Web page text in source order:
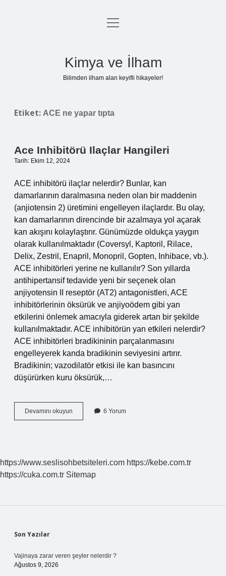
Anasayfa
menüyü
Kimya ve İlham
Bilimden ilham alan keyifli hikayeler!
Etiket: ACE ne yapar tıpta
Ace Inhibitörü Ilaçlar Hangileri
Tarih: Ekim 12, 2024
ACE inhibitörü ilaçlar nelerdir? Bunlar, kan
damarlarının daralmasına neden olan bir maddenin
(anjiotensin 2) üretimini engelleyen ilaçlardır. Bu olay,
kan damarlarının direncinde bir azalmaya yol açarak
kan akışını kolaylaştırır. Günümüzde oldukça yaygın
olarak kullanılmaktadır (Coversyl, Kaptoril, Rilace,
Delix, Zestril, Enapril, Monopril, Gopten, Inhibace, vb.).
ACE inhibitörleri yerine ne kullanılır? Son yıllarda
antihipertansif tedavide yeni bir seçenek olan
anjiyotensin II reseptör (AT2) antagonistleri, ACE
inhibitörlerinin öksürük ve anjiyoödem gibi yan
etkilerini önlemek amacıyla giderek artan bir şekilde
kullanılmaktadır. ACE inhibitörün yan etkileri nelerdir?
ACE inhibitörleri bradikininin parçalanmasını
engelleyerek kanda bradikinin seviyesini artırır.
Bradikinin; vazodilatör etkisi ile kan basıncını
düşürürken kuru öksürük,…
Devamını okuyun
Inhibitörü
6 Yorum
https://www.seslisohbetsiteleri.com https://kebe.com.tr
https://cuka.com.tr Sitemap
Sidebar
Son Yazılar
Vajinaya zarar veren şeyler nelerdir ?
Ağustos 9, 2026